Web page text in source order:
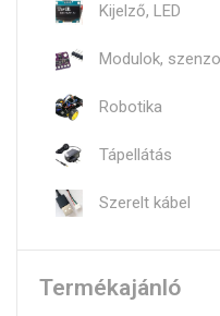
Kijelző, LED
Modulok,
Robotika
Tápellátás
Szerelt kábel
Termékajánló